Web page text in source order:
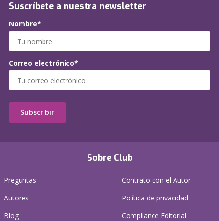
Sobre Club
Preguntas
Autores
Blog
Contrato con el Autor
Política de privacidad
Compliance Editorial
Suscríbete a nuestra newsletter
Nombre*
Correo electrónico*
Subscribir